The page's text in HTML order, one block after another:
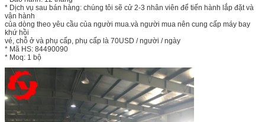
* Dịch vụ sau bán hàng: chúng tôi sẽ cử 2-3 nhân viên để tiến hành lắp đặt và
vận hành
của dòng theo yêu cầu của người mua.và người mua nên cung cấp máy bay
khứ hồi
vé, chỗ ở và phụ cấp, phụ cấp là 70USD / người / ngày
* Mã HS: 84490090
* Moq: 1 bộ